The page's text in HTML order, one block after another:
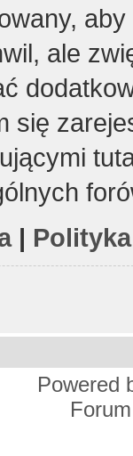
ale
się
|
Powered